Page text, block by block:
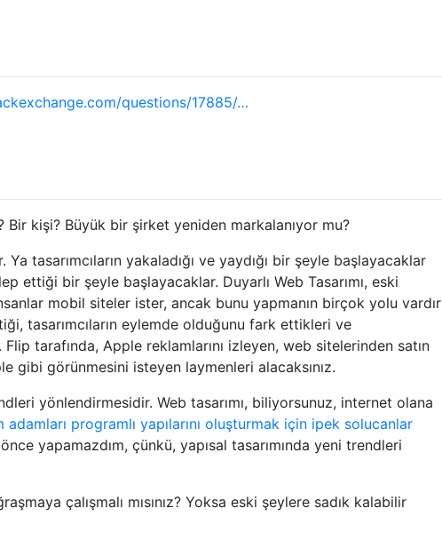
questions/17885/…
Bir kişi? Büyük bir şirket yeniden markalanıyor mu?
tasarımcıların yakaladığı ve yaydığı bir şeyle başlayacaklar
ettiği bir şeyle başlayacaklar. Duyarlı Web Tasarımı, eski
mobil siteler ister, ancak bunu yapmanın birçok yolu vardır
tasarımcıların eylemde olduğunu fark ettikleri ve
Flip tarafında, Apple reklamlarını izleyen, web sitelerinden satın
gibi görünmesini isteyen laymenleri alacaksınız.
yönlendirmesidir. Web tasarımı, biliyorsunuz, internet olana
adamları programlı yapılarını oluşturmak için ipek solucanlar
yapamazdım, çünkü, yapısal tasarımında yeni trendleri
çalışmalı mısınız? Yoksa eski şeylere sadık kalabilir